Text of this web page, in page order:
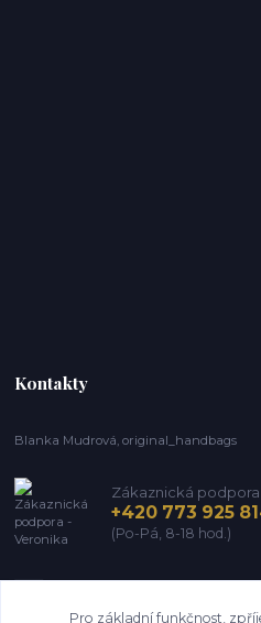
Kontakty
Blanka Mudrová, original_handbags
Zákaznická
+420 773 925
(Po-Pá, 8-18 hod.)
Pro základní funkčnost,